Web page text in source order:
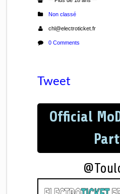
Non classé
chl@electroticket.fr
0 Comments
Tweet
Official